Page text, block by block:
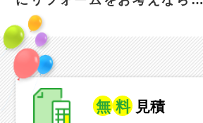
無 料 見積